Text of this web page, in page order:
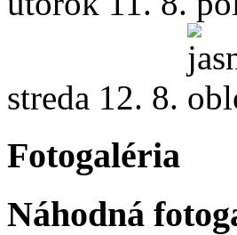
streda 12. 8.
Fotogaléria
Náhodná